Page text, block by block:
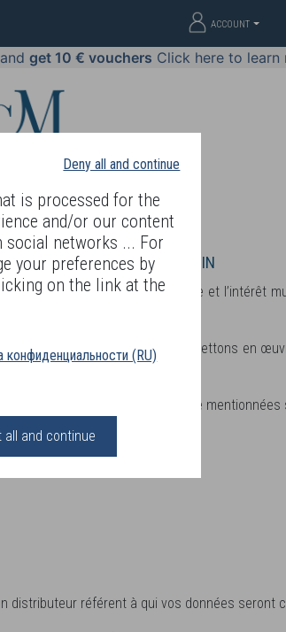
Deny all and continue
is processed for the
and/or our content
social networks ... For
your preferences by
on the link at the
конфиденциальности (RU)
all and continue
ACCOUNT
get 10 € vouchers Click here to learn
PERFUMES JEWELLERY JOIN
basées sur la transparence et l’intérêt
et mesures nous mettons en
compris ceux susceptibles d’être
distributeur référent à qui vos données seront